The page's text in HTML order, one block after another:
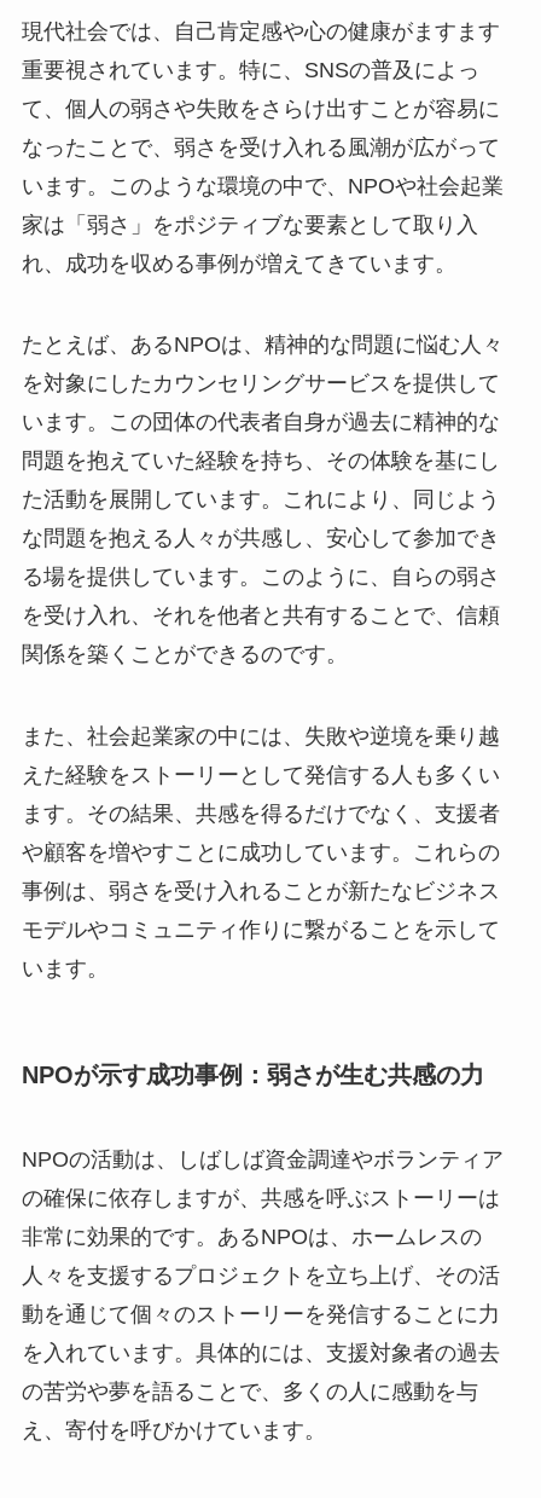
現代社会では、自己肯定感や心の健康がますます
重要視されています。特に、SNSの普及によっ
て、個人の弱さや失敗をさらけ出すことが容易に
なったことで、弱さを受け入れる風潮が広がって
います。このような環境の中で、NPOや社会起業
家は「弱さ」をポジティブな要素として取り入
れ、成功を収める事例が増えてきています。
たとえば、あるNPOは、精神的な問題に悩む人々
を対象にしたカウンセリングサービスを提供して
います。この団体の代表者自身が過去に精神的な
問題を抱えていた経験を持ち、その体験を基にし
た活動を展開しています。これにより、同じよう
な問題を抱える人々が共感し、安心して参加でき
る場を提供しています。このように、自らの弱さ
を受け入れ、それを他者と共有することで、信頼
関係を築くことができるのです。
また、社会起業家の中には、失敗や逆境を乗り越
えた経験をストーリーとして発信する人も多くい
ます。その結果、共感を得るだけでなく、支援者
や顧客を増やすことに成功しています。これらの
事例は、弱さを受け入れることが新たなビジネス
モデルやコミュニティ作りに繋がることを示して
います。
NPOが示す成功事例：弱さが生む共感の力
NPOの活動は、しばしば資金調達やボランティア
の確保に依存しますが、共感を呼ぶストーリーは
非常に効果的です。あるNPOは、ホームレスの
人々を支援するプロジェクトを立ち上げ、その活
動を通じて個々のストーリーを発信することに力
を入れています。具体的には、支援対象者の過去
の苦労や夢を語ることで、多くの人に感動を与
え、寄付を呼びかけています。